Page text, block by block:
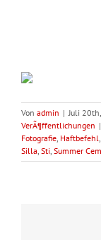
Von admin | Juli
VerÃ¶ffentlichungen |
Fotografie, Haftbefehl,
Silla, Sti, Summer Cem